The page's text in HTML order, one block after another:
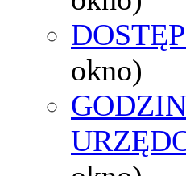
okno)